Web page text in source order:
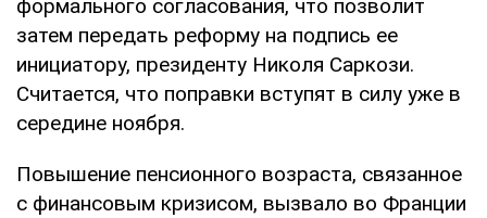
формального согласования, что позволит
затем передать реформу на подпись ее
инициатору, президенту Николя Саркози.
Считается, что поправки вступят в силу уже в
середине ноября.
Повышение пенсионного возраста, связанное
с финансовым кризисом, вызвало во Франции